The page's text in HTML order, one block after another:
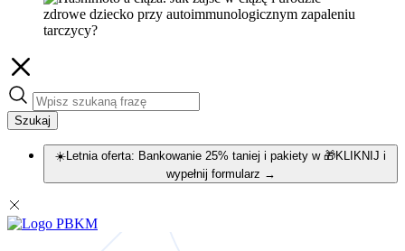
Szukaj
☀️Letnia oferta: Bankowanie 25% taniej i pakiety w 🎁KLIKNIJ i
wypełnij formularz →